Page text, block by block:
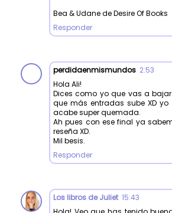
Bea & Udane de Desire Of Books
Responder
perdidaenmismundos 2:53
Hola Ali!
Dices como yo que vas a
que más entradas sube XD
acabe super quemada.
Ah pues con ese final ya
reseña XD.
Mil besis.
Responder
Los libros de Juliet 15:43